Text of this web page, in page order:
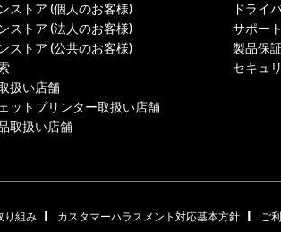
ストア (個人のお客様)
ストア (法人のお客様)
ストア (公共のお客様)
扱い店舗
ットプリンター取扱い店舗
取扱い店舗
ドライ
サポー
製品保
セキュ
り組み | カスタマーハラスメント対応基本方針 | ご